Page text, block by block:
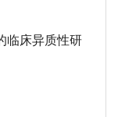
临床异质性研